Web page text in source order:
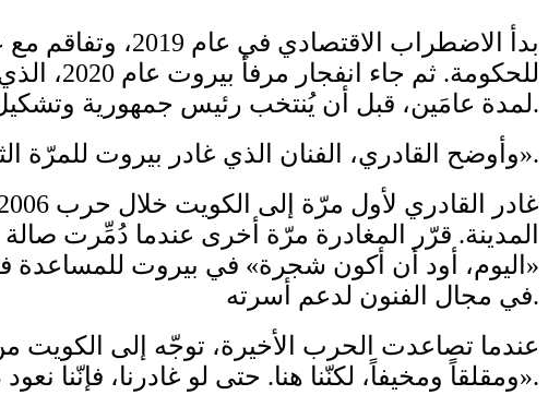
بدأ الاضطراب
لمدة عامَين، قبل أن يُنتخب رئيس جمهورية وتشكيل حكومة جديدة.
وأوضح القادري، الفنان الذي غادر بيروت للمرّة الثانية بعد انفجار المرفأ: «كانت هذه السنوات الأخيرة في لبنان حقاً مثل الأفعوانية».
المدينة. قرّر المغادرة مرّة أخرى عندما دُمِّرت
«اليوم، أود أن أكون شجرة» في بيروت للمساعدة
في مجال الفنون لدعم أسرته.
عندما تصاعدت الحرب الأخيرة، توجّه إلى
ومقلقاً ومخيفاً، لكنّنا هنا. حتى لو غادرنا، فإنّنا نعود دائماً».